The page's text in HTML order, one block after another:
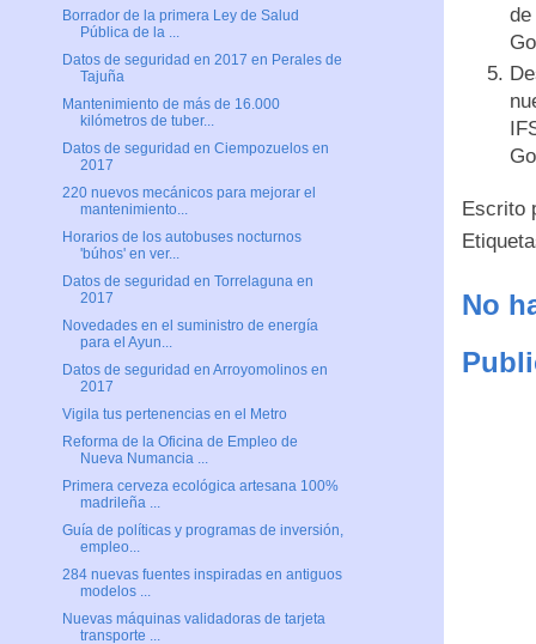
de
Escrito
No
Borrador de la primera Ley de Salud
Pública de la ...
Datos de seguridad en 2017 en Perales de
Tajuña
Mantenimiento de más de 16.000
kilómetros de tuber...
Datos de seguridad en Ciempozuelos en
2017
220 nuevos mecánicos para mejorar el
mantenimiento...
Horarios de los autobuses nocturnos
'búhos' en ver...
Datos de seguridad en Torrelaguna en
2017
Novedades en el suministro de energía
para el Ayun...
Datos de seguridad en Arroyomolinos en
2017
Vigila tus pertenencias en el Metro
Reforma de la Oficina de Empleo de
Nueva Numancia ...
Primera cerveza ecológica artesana 100%
madrileña ...
Guía de políticas y programas de inversión,
empleo...
284 nuevas fuentes inspiradas en antiguos
modelos ...
Nuevas máquinas validadoras de tarjeta
transporte ...